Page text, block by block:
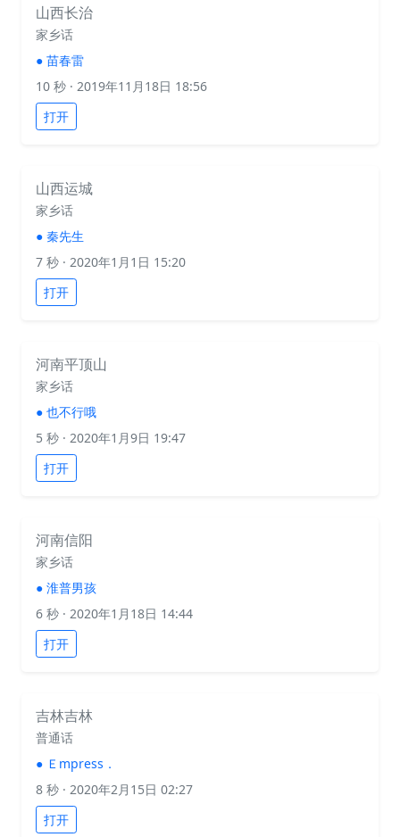
山西长治
家乡话
● 苗春雷
10 秒 · 2019年11月18日 18:56
打开
山西运城
家乡话
● 秦先生
7 秒 · 2020年1月1日 15:20
打开
河南平顶山
家乡话
● 也不行哦
5 秒 · 2020年1月9日 19:47
打开
河南信阳
家乡话
● 淮普男孩
6 秒 · 2020年1月18日 14:44
打开
吉林吉林
普通话
● Ｅmpress．
8 秒 · 2020年2月15日 02:27
打开